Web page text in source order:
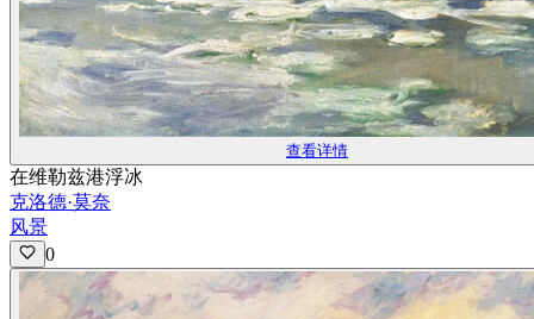
查看详情
在维勒兹港浮冰
克洛德·莫奈
风景
0